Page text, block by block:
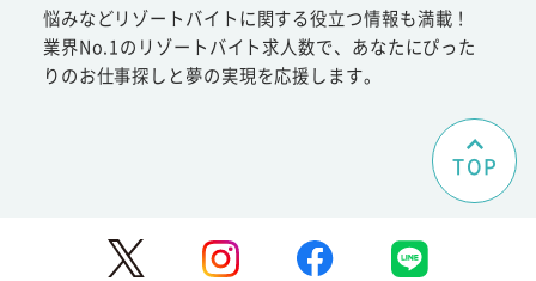
悩みなどリゾートバイトに関する役立つ情報も満載！
業界No.1のリゾートバイト求人数で、あなたにぴった
りのお仕事探しと夢の実現を応援します。
TOP